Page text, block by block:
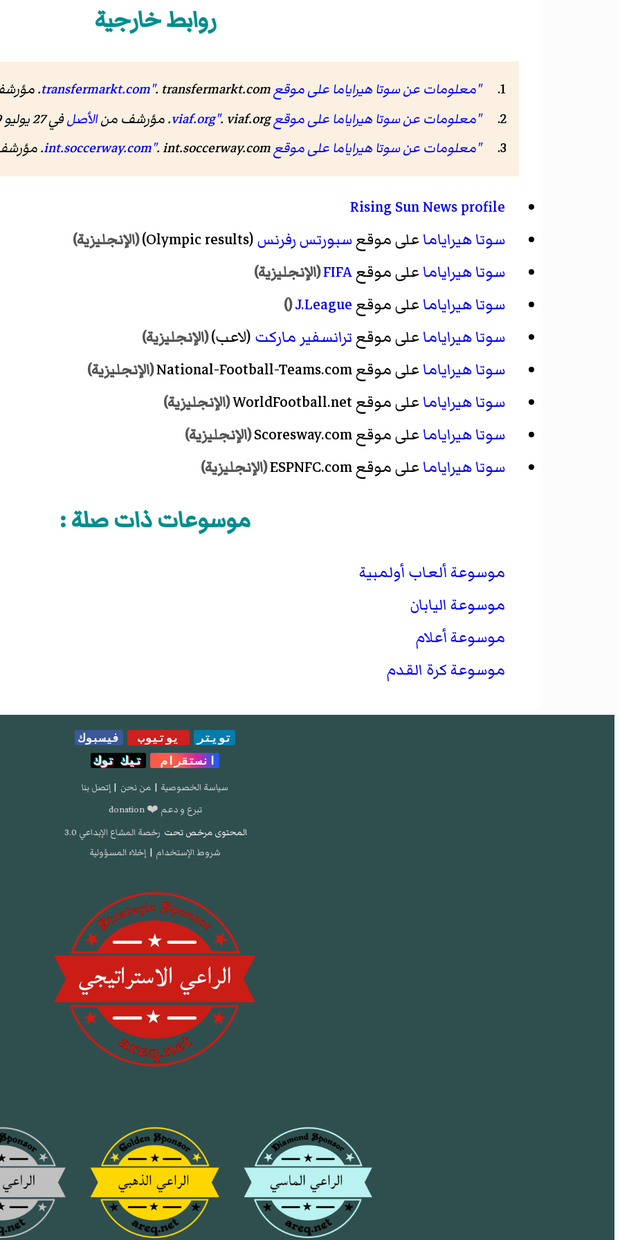
روابط خارجية
"معلومات عن سوتا هيراياما على موقع transfermarkt.com". transfermarkt.com. مؤرشف من
"معلومات عن سوتا هيراياما على موقع viaf.org". viaf.org. مؤرشف من الأصلفي 27 يوليو 2019.
"معلومات عن سوتا هيراياما على موقع int.soccerway.com". int.soccerway.com. مؤرشف من
Rising Sun News profile
سوتا هيراياماعلى موقعسبورتس رفرنس(Olympic results) (الإنجليزية)
سوتا هيراياماعلى موقعFIFA(الإنجليزية)
سوتا هيراياماعلى موقعJ.League
()
سوتا هيراياماعلى موقعترانسفير ماركت (لاعب)(الإنجليزية)
سوتا هيراياماعلى موقع National-Football-Teams.com (الإنجليزية)
سوتا هيراياماعلى موقع WorldFootball.net (الإنجليزية)
سوتا هيراياماعلى موقع Scoresway.com (الإنجليزية)
سوتا هيراياماعلى موقع ESPNFC.com (الإنجليزية)
موسوعات ذات صلة :
موسوعة ألعاب أولمبية
موسوعة اليابان
موسوعة أعلام
موسوعة كرة القدم
تويتر يوتيوب
فيسبوك
انستقرام
تيك توك
سياسة الخصوصية | من نحن | إتصل بنا
تبرع و دعم ❤️ donation
المحتوى مرخص تحت رخصة المشاع الإبداعي 3.0
شروط الإستخدام | إخلاء المسؤولية